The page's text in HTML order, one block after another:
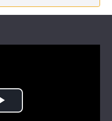
Погода
Play